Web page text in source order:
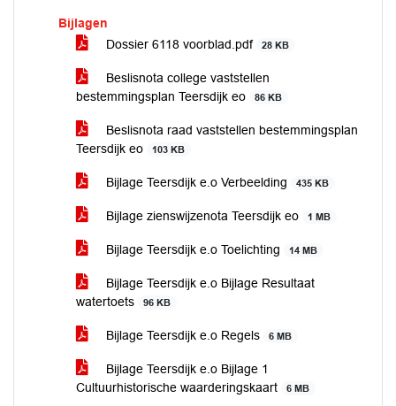
Bijlagen
Dossier 6118 voorblad.pdf
28 KB
Beslisnota college vaststellen
bestemmingsplan Teersdijk eo
86 KB
Beslisnota raad vaststellen bestemmingsplan
Teersdijk eo
103 KB
Bijlage Teersdijk e.o Verbeelding 435 KB
Bijlage zienswijzenota Teersdijk eo 1 MB
Bijlage Teersdijk e.o Toelichting 14 MB
Bijlage Teersdijk e.o Bijlage Resultaat
watertoets
96 KB
Bijlage Teersdijk e.o Regels 6 MB
Bijlage Teersdijk e.o Bijlage 1
Cultuurhistorische waarderingskaart
6 MB